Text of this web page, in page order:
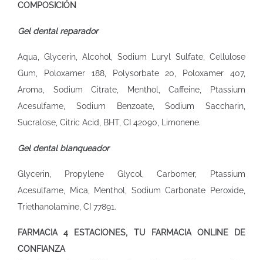
COMPOSICIÓN
Gel dental reparador
Aqua, Glycerin, Alcohol, Sodium Luryl Sulfate, Cellulose
Gum, Poloxamer 188, Polysorbate 20, Poloxamer 407,
Aroma, Sodium Citrate, Menthol, Caffeine, Ptassium
Acesulfame, Sodium Benzoate, Sodium Saccharin,
Sucralose, Citric Acid, BHT, CI 42090, Limonene.
Gel dental blanqueador
Glycerin, Propylene Glycol, Carbomer, Ptassium
Acesulfame, Mica, Menthol, Sodium Carbonate Peroxide,
Triethanolamine, CI 77891.
FARMACIA 4 ESTACIONES, TU FARMACIA ONLINE DE
CONFIANZA